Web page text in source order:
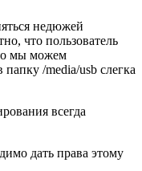
недюжей
что пользователь
мы можем
/media/usb слегка
всегда
дать права этому